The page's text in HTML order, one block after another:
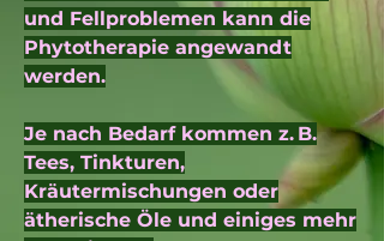
und Fellproblemen kann die
Phytotherapie angewandt
werden.
Je nach Bedarf kommen z. B.
Tees, Tinkturen,
Kräutermischungen oder
ätherische Öle und einiges mehr